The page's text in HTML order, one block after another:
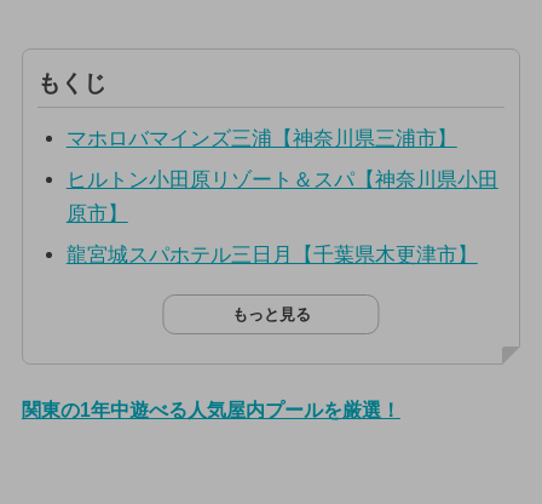
もくじ
マホロバマインズ三浦【神奈川県三浦市】
ヒルトン小田原リゾート＆スパ【神奈川県小田
原市】
龍宮城スパホテル三日月【千葉県木更津市】
もっと見る
関東の1年中遊べる人気屋内プールを厳選！